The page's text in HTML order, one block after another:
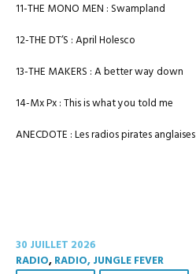
11-THE MONO MEN : Swampland
12-THE DT’S : April Holesco
13-THE MAKERS : A better way down
14-Mx Px : This is what you told me
ANECDOTE : Les radios pirates anglaises
30 JUILLET 2026
RADIO,RADIO, JUNGLE FEVER